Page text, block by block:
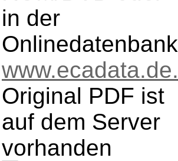
in der
Onlinedatenbank
www.ecadata.de.
Original PDF ist
auf dem Server
vorhanden